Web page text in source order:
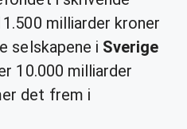
milliarder kroner
selskapene i Sverige
10.000 milliarder
det frem i